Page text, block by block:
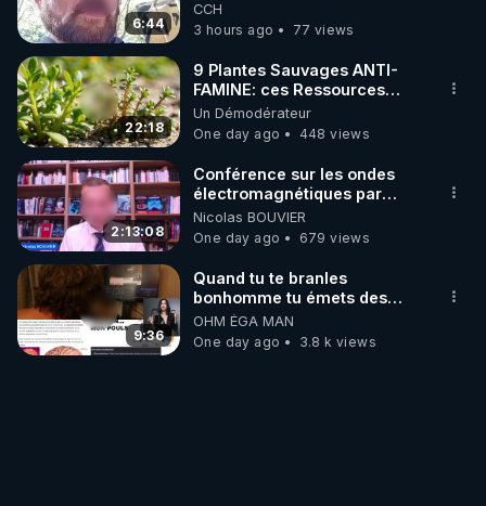
6:44
CCH
3 hours ago
77 views
22:18
9 Plantes Sauvages ANTI-
FAMINE: ces Ressources
JARDIN&des Haies
Un Démodérateur
One day ago
448 views
2:13:08
Conférence sur les ondes
électromagnétiques par
Grégoire Caustru et Bart de
Wever !
Nicolas BOUVIER
One day ago
679 views
9:36
Quand tu te branles
bonhomme tu émets des
ondes ils ont juste omis de
t'expliquer
OHM ÉGA MAN
One day ago
3.8 k views